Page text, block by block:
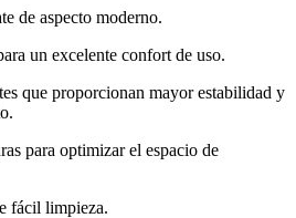
de aspecto moderno.
un excelente confort de uso.
que proporcionan mayor estabilidad y
para optimizar el espacio de
fácil limpieza.